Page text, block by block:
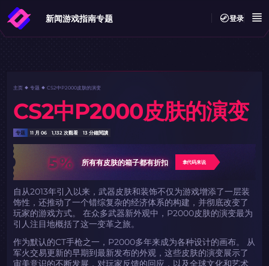
新闻游戏指南专题 登录
主页 专题 CS2中P2000皮肤的演变
CS2中P2000皮肤的演变
专题 11 月 06 1,132 次觀看 13 分鐘閱讀
5% 所有有皮肤的箱子都有折扣 拿代码来说
自从2013年引入以来，武器皮肤和装饰不仅为游戏增添了一层装
饰性，还推动了一个错综复杂的经济体系的构建，并彻底改变了
玩家的游戏方式。 在众多武器新外观中，P2000皮肤的演变最为
引人注目地概括了这一变革之旅。
作为默认的CT手枪之一，P2000多年来成为各种设计的画布。 从
军火交易更新的早期到最新发布的外观，这些皮肤的演变展示了
审美意识的不断发展，对玩家反馈的回应，以及全球文化和艺术